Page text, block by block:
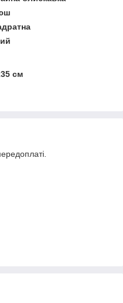
см